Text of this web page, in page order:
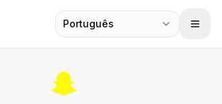
Português